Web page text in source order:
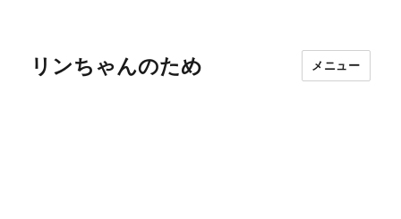
リンちゃんのため メニュー